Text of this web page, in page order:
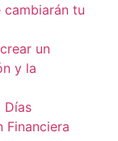
cambiarán tu
un
y la
Días
Financiera